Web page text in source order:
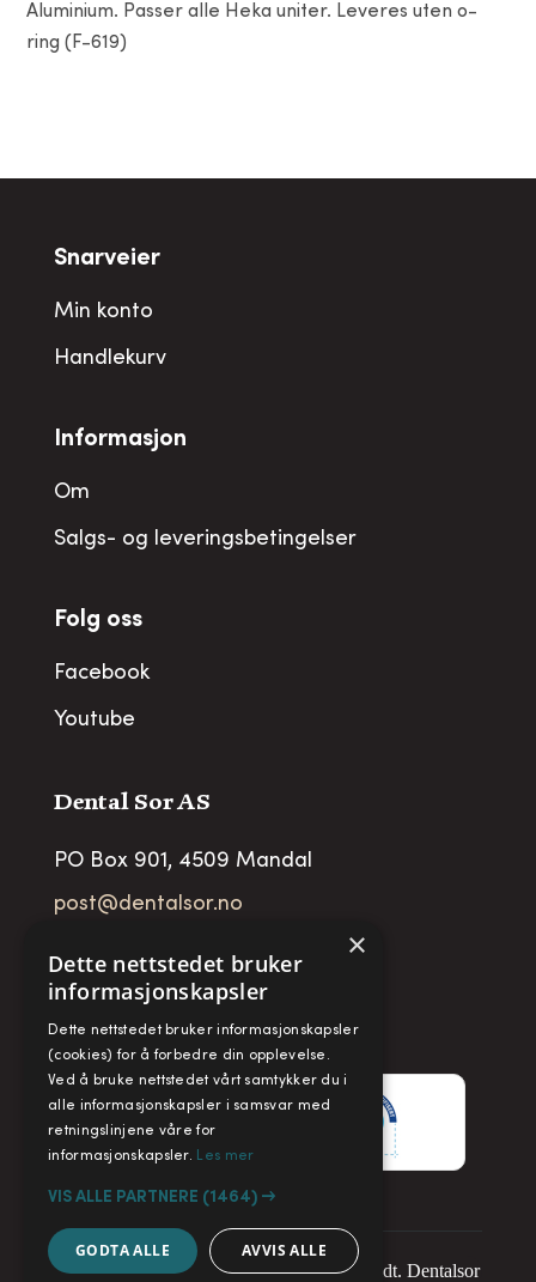
Aluminium. Passer alle Heka uniter. Leveres uten o-
ring (F-619)
Snarveier
Min konto
Handlekurv
Informasjon
Om
Salgs- og leveringsbetingelser
Folg oss
Facebook
Youtube
Dental Sor AS
PO Box 901, 4509 Mandal
post@dentalsor.no
Telefon: +47 38 27 88 88
Fax: + 47 38 27 88 89
Copyright © 2025. Alle rettigheter forbeholdt. Dentalsor
×
Dette nettstedet bruker
informasjonskapsler
Dette nettstedet bruker informasjonskapsler
(cookies) for å forbedre din opplevelse.
Ved å bruke nettstedet vårt samtykker du i
alle informasjonskapsler i samsvar med
retningslinjene våre for
informasjonskapsler. Les mer
VIS ALLE PARTNERE (1464) →
GODTA ALLE AVVIS ALLE